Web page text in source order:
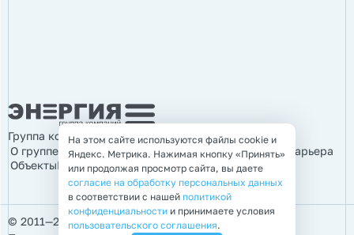
Группа компаний «Энергия»
О группе компанийПродукцияУслугиИнформация
Карьера
ОбъектыКонтакты
© 2011—2026 Группа компаний «Энергия»
На этом сайте используются файлы cookie и
Яндекс. Метрика. Нажимая кнопку «Принять»
или продолжая просмотр сайта, вы даете
согласие на обработку персональных данных
в соответствии с нашей политикой
конфиденциальности и принимаете условия
пользовательского соглашения.